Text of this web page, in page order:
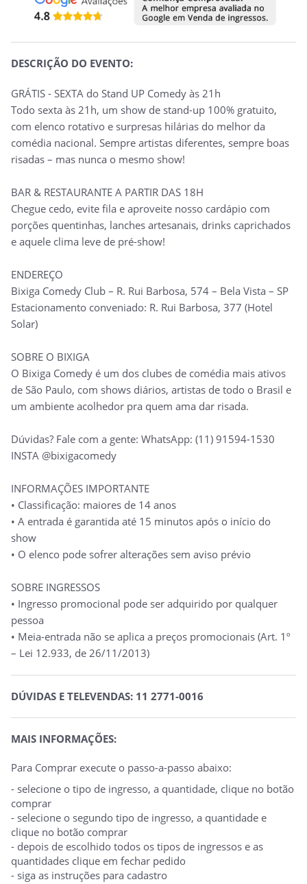
DESCRIÇÃO DO EVENTO:
GRÁTIS - SEXTA do Stand UP Comedy às 21h
Todo sexta às 21h, um show de stand-up 100% gratuito,
com elenco rotativo e surpresas hilárias do melhor da
comédia nacional. Sempre artistas diferentes, sempre boas
risadas – mas nunca o mesmo show!
BAR & RESTAURANTE A PARTIR DAS 18H
Chegue cedo, evite fila e aproveite nosso cardápio com
porções quentinhas, lanches artesanais, drinks caprichados
e aquele clima leve de pré-show!
ENDEREÇO
Bixiga Comedy Club – R. Rui Barbosa, 574 – Bela Vista – SP
Estacionamento conveniado: R. Rui Barbosa, 377 (Hotel
Solar)
SOBRE O BIXIGA
O Bixiga Comedy é um dos clubes de comédia mais ativos
de São Paulo, com shows diários, artistas de todo o Brasil e
um ambiente acolhedor pra quem ama dar risada.
Dúvidas? Fale com a gente: WhatsApp: (11) 91594-1530
INSTA @bixigacomedy
INFORMAÇÕES IMPORTANTE
• Classificação: maiores de 14 anos
• A entrada é garantida até 15 minutos após o início do
show
• O elenco pode sofrer alterações sem aviso prévio
SOBRE INGRESSOS
• Ingresso promocional pode ser adquirido por qualquer
pessoa
• Meia-entrada não se aplica a preços promocionais (Art. 1º
– Lei 12.933, de 26/11/2013)
DÚVIDAS E TELEVENDAS: 11 2771-0016
MAIS INFORMAÇÕES:
Para Comprar execute o passo-a-passo abaixo:
- selecione o tipo de ingresso, a quantidade, clique no botão
comprar
- selecione o segundo tipo de ingresso, a quantidade e
clique no botão comprar
- depois de escolhido todos os tipos de ingressos e as
quantidades clique em fechar pedido
- siga as instruções para cadastro